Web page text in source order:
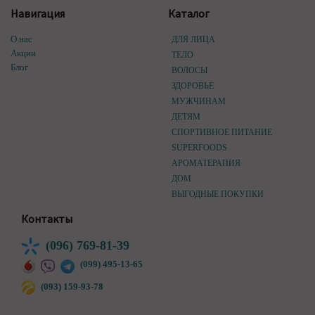
Навигация
О нас
Акции
Блог
Каталог
ДЛЯ ЛИЦА
ТЕЛО
ВОЛОСЫ
ЗДОРОВЬЕ
МУЖЧИНАМ
ДЕТЯМ
СПОРТИВНОЕ ПИТАНИЕ
SUPERFOODS
АРОМАТЕРАПИЯ
ДОМ
ВЫГОДНЫЕ ПОКУПКИ
Контакты
(096) 769-81-39
(099) 495-13-65
(093) 159-93-78